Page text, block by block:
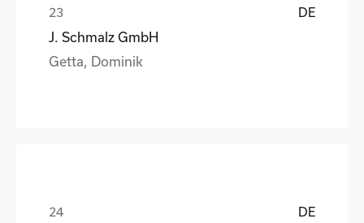
DE
J. Schmalz GmbH
Getta, Dominik
DE